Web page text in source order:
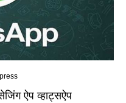
ऐप व्हाट्सऐप